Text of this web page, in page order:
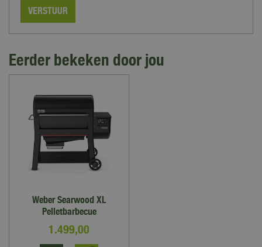
Eerder bekeken door jou
Weber Searwood XL
Pelletbarbecue
1.499,00